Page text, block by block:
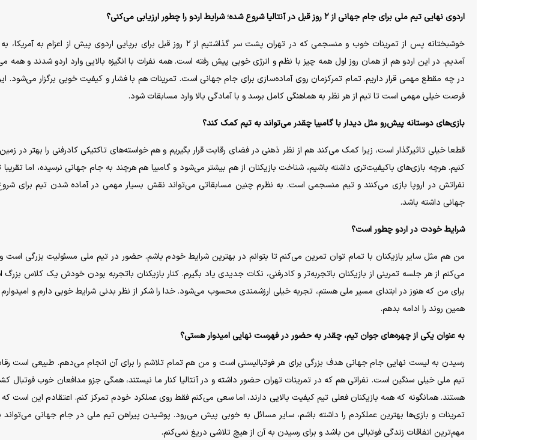
اردوی نهایی تیم ملی برای جام جهانی از ۲ روز قبل در آنتالیا شروع شده؛ شرایط اردو را چطور ارزیابی می‌کنی؟
خوشبختانه پس از تمرینات خوب و منسجمی که در تهران پشت سر گذاشتیم از ۲ روز قبل برای برپایی اردوی پیش از اعزام به
آمدیم. در این اردو هم از همان روز اول همه چیز با نظم و انرژی خوبی پیش رفته است. همه نفرات با انگیزه بالایی وارد اردو شدند و همه
در چه مقطع مهمی قرار داریم. تمام تمرکزمان روی آماده‌سازی برای جام جهانی است. تمرینات هم با فشار و کیفیت خوبی برگزار می‌شود.
فرصت خیلی مهمی است تا تیم از هر نظر به هماهنگی کامل برسد و با آمادگی بالا وارد مسابقات شود.
بازی‌های دوستانه پیش‌رو مثل دیدار با گامبیا چقدر می‌تواند به تیم کمک کند؟
قطعا خیلی تاثیرگذار است، زیرا کمک می‌کند هم از نظر ذهنی در فضای رقابت قرار بگیریم و هم خواسته‌های تاکتیکی کادرفنی را بهتر در
کنیم. هرچه بازی‌های باکیفیت‌تری داشته باشیم، شناخت بازیکنان از هم بیشتر می‌شود و گامبیا هم هرچند به جام جهانی نرسیده، اما تقریبا
نفراتش در اروپا بازی می‌کنند و تیم منسجمی است. به نظرم چنین مسابقاتی می‌تواند نقش بسیار مهمی در آماده شدن تیم برای
جهانی داشته باشد.
شرایط خودت در اردو چطور است؟
من هم مثل سایر بازیکنان با تمام توان تمرین می‌کنم تا بتوانم در بهترین شرایط خودم باشم. حضور در تیم ملی مسئولیت بزرگی
می‌کنم از هر جلسه تمرینی از بازیکنان باتجربه‌تر و کادرفنی، نکات جدیدی یاد بگیرم. کنار بازیکنان باتجربه بودن خودش یک کلاس
برای من که هنوز در ابتدای مسیر ملی هستم، تجربه خیلی ارزشمندی محسوب می‌شود. خدا را شکر از نظر بدنی شرایط خوبی دارم و امیدوارم
همین روند را ادامه بدهم.
به عنوان یکی از چهره‌های جوان تیم، چقدر به حضور در فهرست نهایی امیدوار هستی؟
رسیدن به لیست نهایی جام جهانی هدف بزرگی برای هر فوتبالیستی است و من هم تمام تلاشم را برای آن انجام می‌دهم. طبیعی است
تیم ملی خیلی سنگین است. نفراتی هم که در تمرینات تهران حضور داشته و در آنتالیا کنار ما نیستند، همگی جزو مدافعان خوب فوتبال
هستند. همانگونه که همه بازیکنان فعلی تیم کیفیت بالایی دارند، اما سعی می‌کنم فقط روی عملکرد خودم تمرکز کنم. اعتقادم این است که
تمرینات و بازی‌ها بهترین عملکردم را داشته باشم، سایر مسائل به خوبی پیش می‌رود. پوشیدن پیراهن تیم ملی در جام جهانی می‌تواند
مهم‌ترین اتفاقات زندگی فوتبالی من باشد و برای رسیدن به آن از هیچ تلاشی دریغ نمی‌کنم.